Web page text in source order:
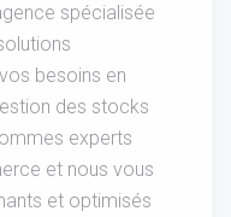
spécialisée
besoins en
des stocks
experts
et nous vous
et optimisés